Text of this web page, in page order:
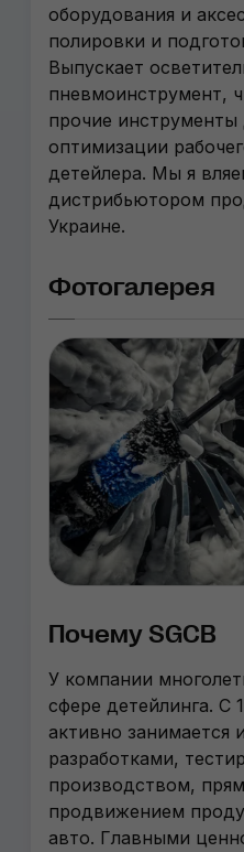
оборудования и
полировки и
Выпускает
пневмоинструмент,
прочие инструменты
оптимизации
детейлера. Мы я
дистрибьютором
Украине.
Фотогалерея
Почему SGCB
У компании
сфере детейлинга. С
активно занимается
разработками,
производством,
продвижением
авто. Главными